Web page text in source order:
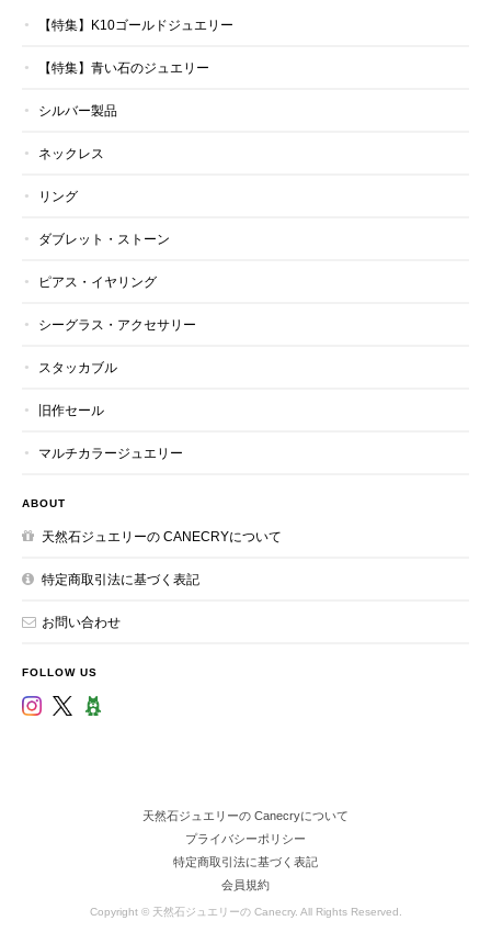
【特集】K10ゴールドジュエリー
【特集】青い石のジュエリー
シルバー製品
ネックレス
リング
ダブレット・ストーン
ピアス・イヤリング
シーグラス・アクセサリー
スタッカブル
旧作セール
マルチカラージュエリー
ABOUT
天然石ジュエリーの CANECRYについて
特定商取引法に基づく表記
お問い合わせ
FOLLOW US
天然石ジュエリーの Canecryについて
プライバシーポリシー
特定商取引法に基づく表記
会員規約
Copyright © 天然石ジュエリーの Canecry. All Rights Reserved.